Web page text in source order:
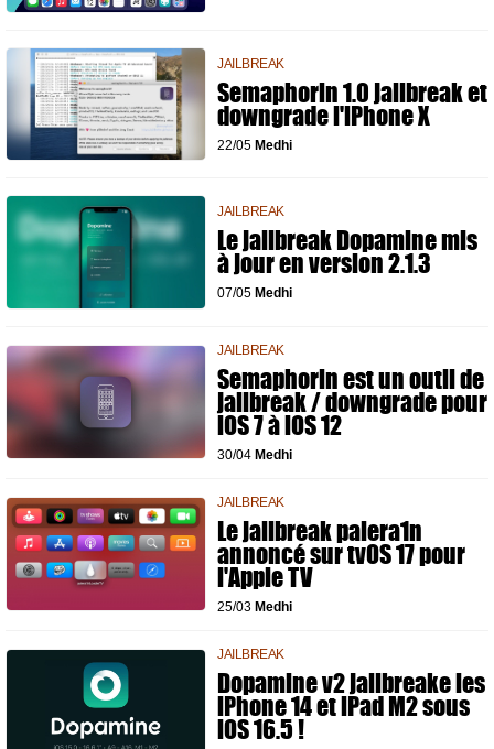
JAILBREAK
Semaphorin 1.0 jailbreak et
downgrade l'iPhone X
22/05 Medhi
JAILBREAK
Le jailbreak Dopamine mis
à jour en version 2.1.3
07/05 Medhi
JAILBREAK
Semaphorin est un outil de
jailbreak / downgrade pour
iOS 7 à iOS 12
30/04 Medhi
JAILBREAK
Le jailbreak palera1n
annoncé sur tvOS 17 pour
l'Apple TV
25/03 Medhi
JAILBREAK
Dopamine v2 jailbreake les
iPhone 14 et iPad M2 sous
iOS 16.5 !